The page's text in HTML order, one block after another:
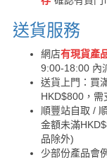
送貨服務
網店有現貨產
9:00-18:00 內
送貨上門：買
HKD$800，需
順豐站自取 /
金額未滿
品除外)
少部份產品會